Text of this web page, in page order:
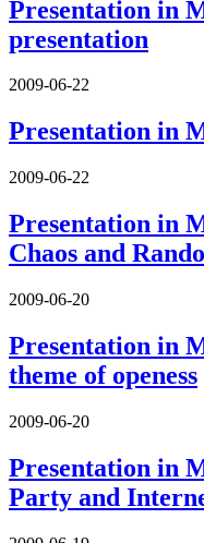
Presentation in
presentation
2009-06-22
Presentation in
2009-06-22
Presentation in
Chaos and
2009-06-20
Presentation in
theme of openess
2009-06-20
Presentation in
Party and